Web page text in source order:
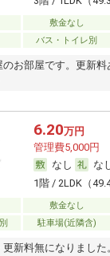
敷金なし
バス・トイレ別
お部屋です。更新
6.20万円
管理費5,000円
なし
な
1階 / 2LDK（
敷金なし
駐車場(近隣含)
新料無になりました